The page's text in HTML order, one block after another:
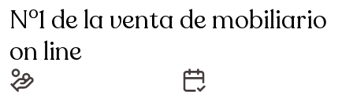
N°1 de la venta de mobiliario
on line